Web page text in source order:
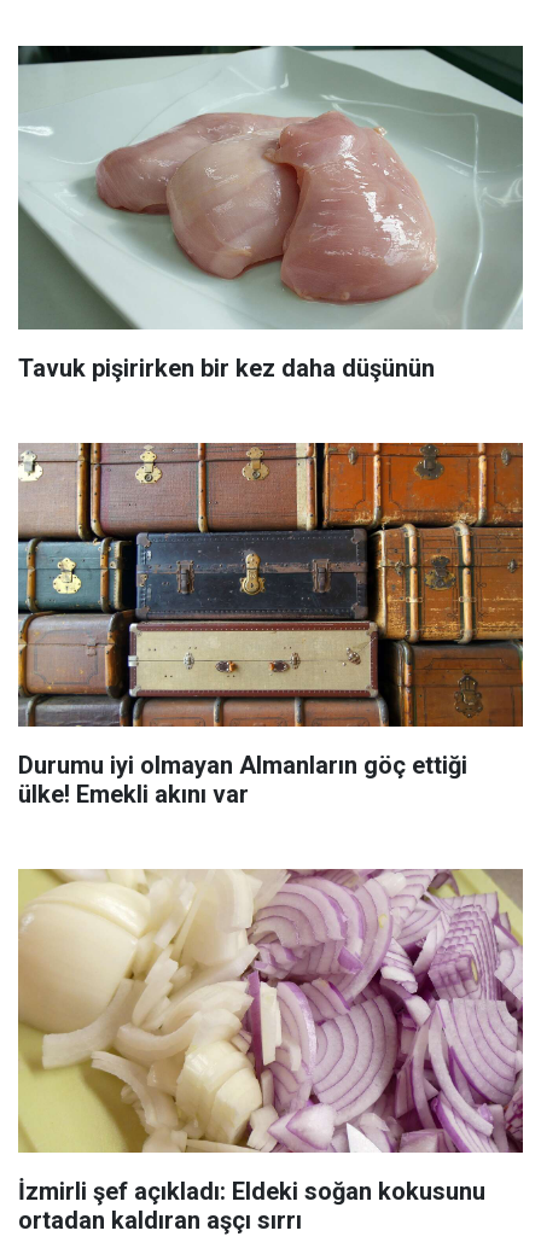
Tavuk pişirirken bir kez daha düşünün
Durumu iyi olmayan Almanların göç ettiği
ülke! Emekli akını var
İzmirli şef açıkladı: Eldeki soğan kokusunu
ortadan kaldıran aşçı sırrı